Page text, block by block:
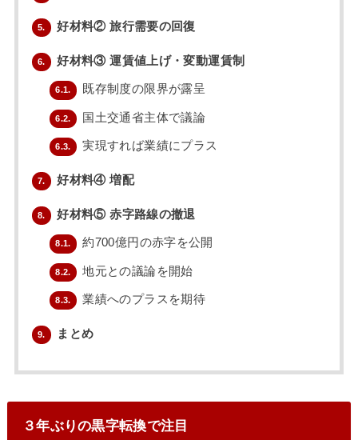
5. 好材料② 旅行需要の回復
6. 好材料③ 運賃値上げ・変動運賃制
6.1. 既存制度の限界が露呈
6.2. 国土交通省主体で議論
6.3. 実現すれば業績にプラス
7. 好材料④ 増配
8. 好材料⑤ 赤字路線の撤退
8.1. 約700億円の赤字を公開
8.2. 地元との議論を開始
8.3. 業績へのプラスを期待
9. まとめ
３年ぶりの黒字転換で注目